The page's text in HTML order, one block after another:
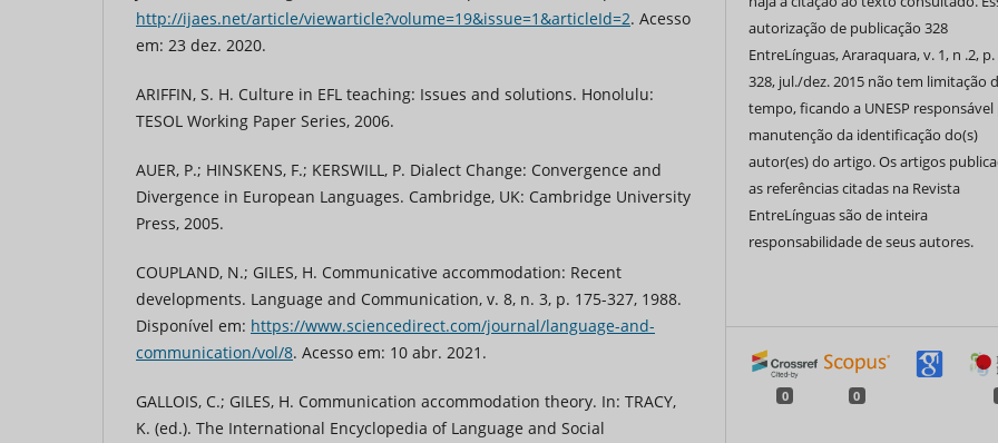
http://ijaes.net/article/viewarticle?volume=19&issue=1&articleId=2. Acesso
em: 23 dez. 2020.
ARIFFIN, S. H. Culture in EFL teaching: Issues and solutions. Honolulu:
TESOL Working Paper Series, 2006.
AUER, P.; HINSKENS, F.; KERSWILL, P. Dialect Change: Convergence and
Divergence in European Languages. Cambridge, UK: Cambridge University
Press, 2005.
COUPLAND, N.; GILES, H. Communicative accommodation: Recent
developments. Language and Communication, v. 8, n. 3, p. 175-327, 1988.
Disponível em: https://www.sciencedirect.com/journal/language-and-
communication/vol/8. Acesso em: 10 abr. 2021.
GALLOIS, C.; GILES, H. Communication accommodation theory. In: TRACY,
K. (ed.). The International Encyclopedia of Language and Social
autorização de publicação 328
EntreLínguas, Araraquara, v. 1, n .2, p.
328, jul./dez. 2015 não tem limitação
tempo, ficando a UNESP responsável
manutenção da identificação do(s)
autor(es) do artigo. Os artigos
as referências citadas na Revista
EntreLínguas são de inteira
responsabilidade de seus autores.
0 0